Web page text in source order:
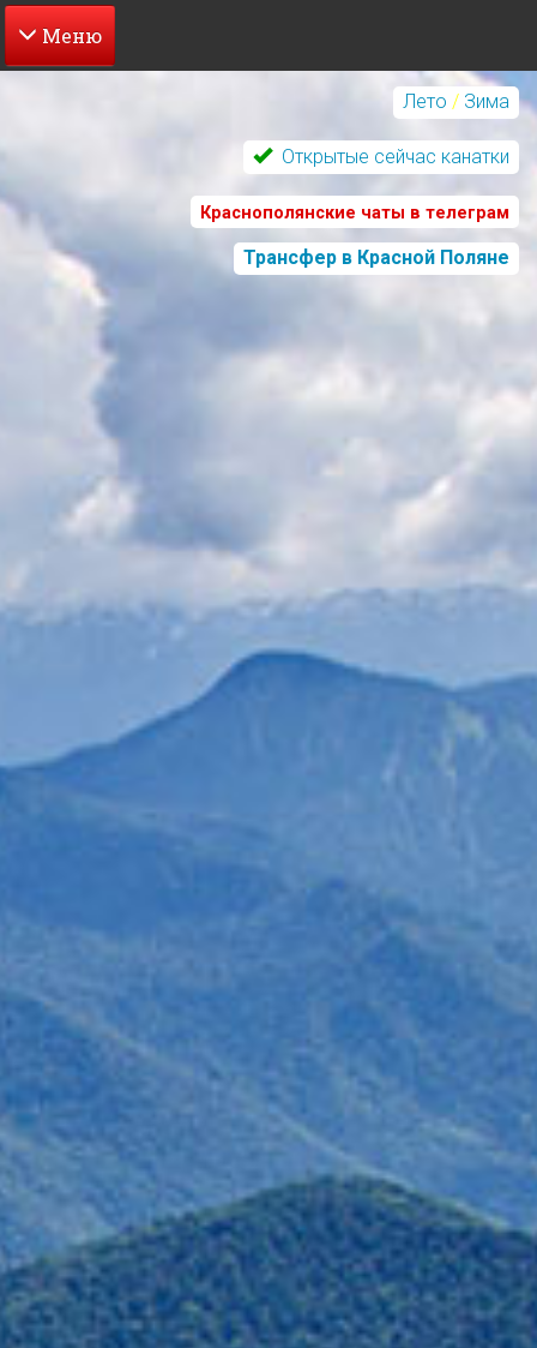
Перейти
содержанию
Лето / Зима
Открытые сейчас канатки
Краснополянские чаты в телеграм
Трансфер в Красной Поляне